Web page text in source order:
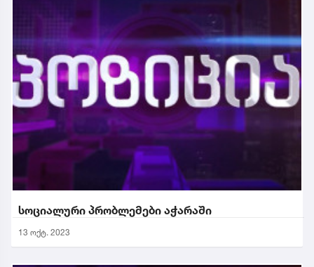
სოციალური პრობლემები აჭარაში
13 ოქტ. 2023